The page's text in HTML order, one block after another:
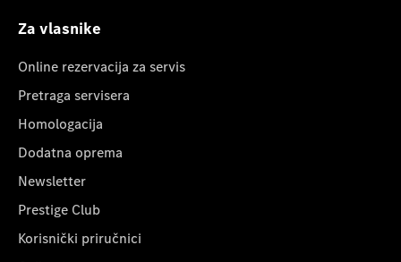
Za vlasnike
Online rezervacija za servis
Pretraga servisera
Homologacija
Dodatna oprema
Newsletter
Prestige Club
Korisnički priručnici